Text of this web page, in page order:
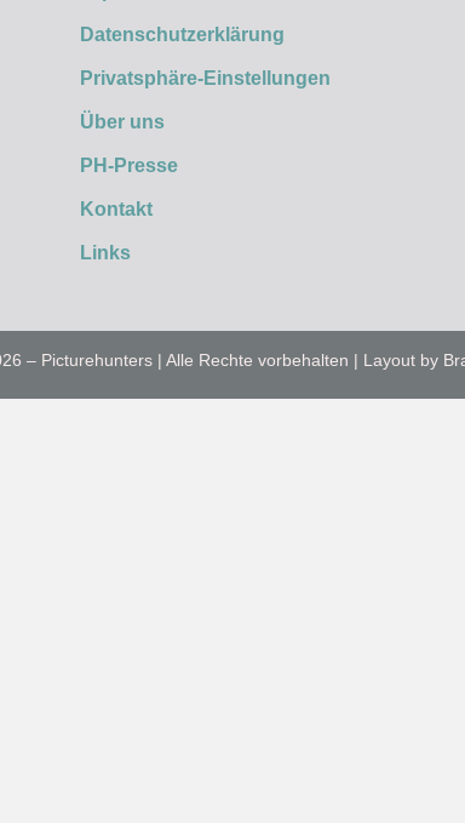
Datenschutzerklärung
Privatsphäre-Einstellungen
Über uns
PH-Presse
Kontakt
Links
– Picturehunters | Alle Rechte vorbehalten | Layout by